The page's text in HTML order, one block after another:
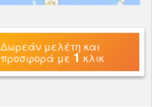
Δωρεάν μελέτη και
προσφορά με 1 κλικ